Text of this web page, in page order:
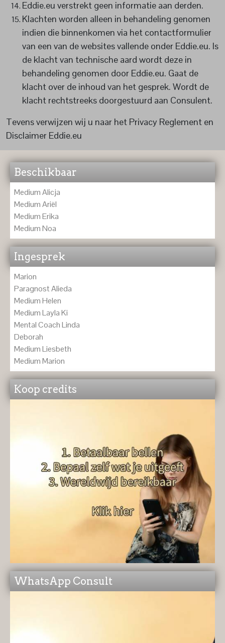
Eddie.eu verstrekt geen informatie aan derden.
Klachten worden alleen in behandeling genomen
indien die binnenkomen via het contactformulier
van een van de websites vallende onder Eddie.eu. Is
de klacht van technische aard wordt deze in
behandeling genomen door Eddie.eu. Gaat de
klacht over de inhoud van het gesprek. Wordt de
klacht rechtstreeks doorgestuurd aan Consulent.
Tevens verwijzen wij u naar het Privacy Reglement en
Disclaimer Eddie.eu
Beschikbaar
Medium Alicja
Medium Ariël
Medium Erika
Medium Noa
Ingesprek
Marion
Paragnost Alieda
Medium Helen
Medium Layla Ki
Mental Coach Linda
Deborah
Medium Liesbeth
Medium Marion
Koop credits
WhatsApp Consult